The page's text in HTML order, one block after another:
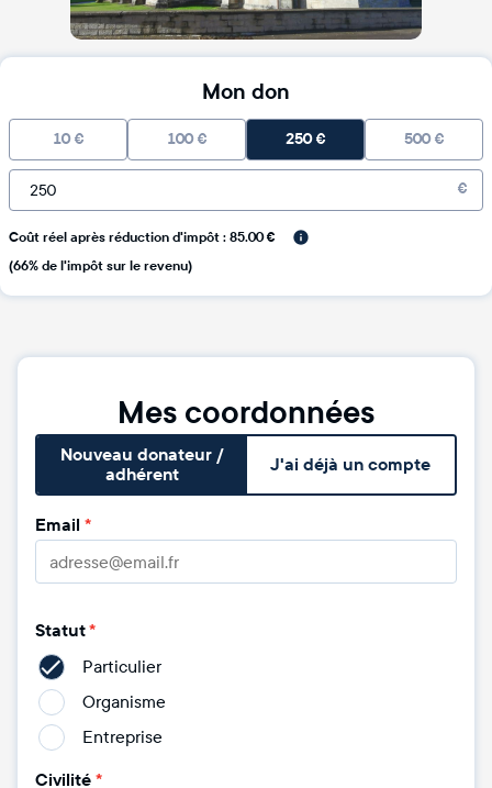
Mon don
10 € 100 € 250€ 500 €
€
Coût réel après réduction d'impôt : 85.00 €
(66% de l'impôt sur le revenu)
Mes coordonnées
Nouveau donateur /
adhérent
J'ai déjà un compte
Email *
Statut*
Particulier
Organisme
Entreprise
Civilité*